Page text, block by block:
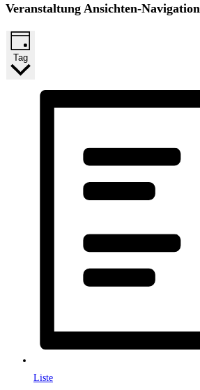
Veranstaltung Ansichten-Navigation
Tag
Liste